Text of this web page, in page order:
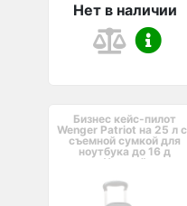
Нет в наличии
Бизнес кейс-пилот
Wenger Patriot на 25 л
съемной сумкой для
ноутбука до 16 д
Черный